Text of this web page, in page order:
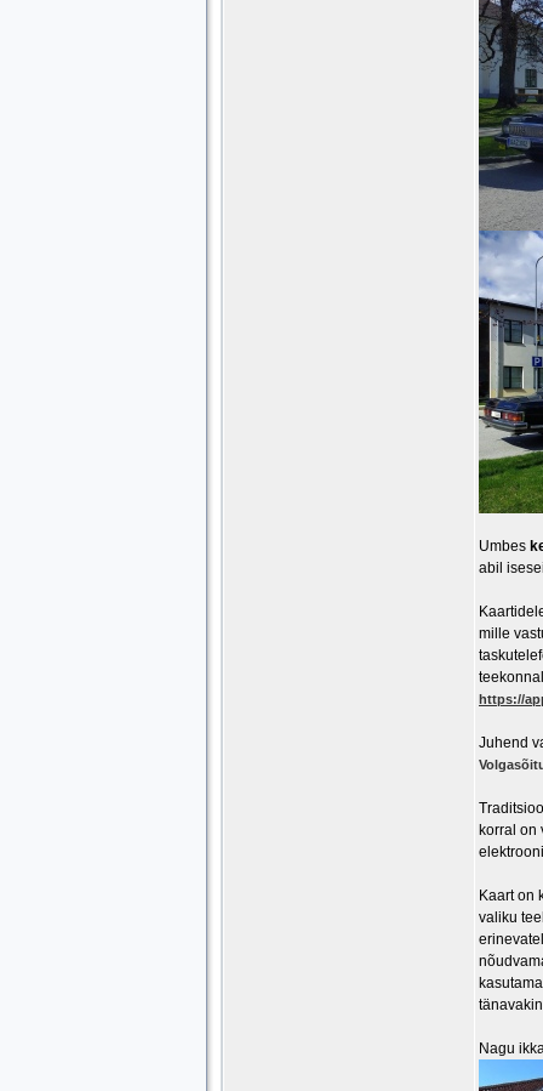
Umbes
abil
mille
https://
Juhend
korral on
Kaart on
valiku
Nagu